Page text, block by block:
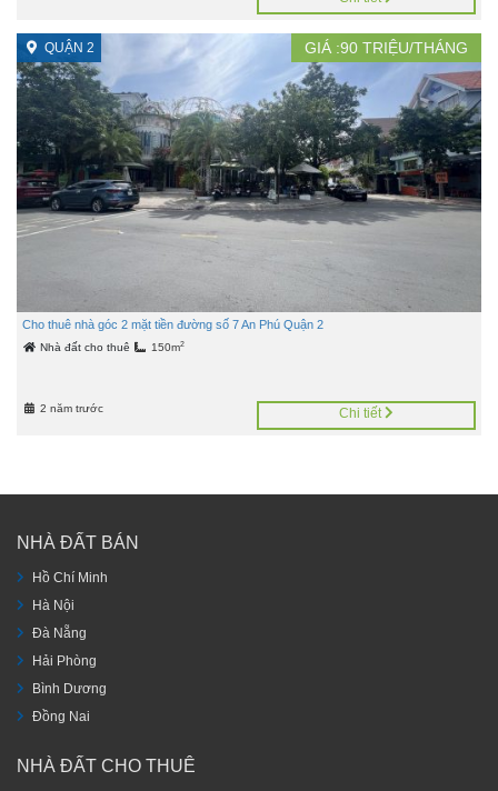
QUẬN 2 GIÁ :90 TRIỆU/THÁNG
Cho thuê nhà góc 2 mặt tiền đường số 7 An Phú Quận 2
Nhà đất cho thuê 150m2
2 năm trước Chi tiết
NHÀ ĐẤT BÁN
Hồ Chí Minh
Hà Nội
Đà Nẵng
Hải Phòng
Bình Dương
Đồng Nai
NHÀ ĐẤT CHO THUÊ